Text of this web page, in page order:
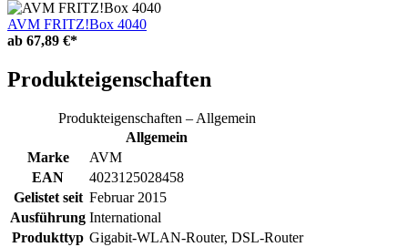
AVM FRITZ!Box 4040
ab 67,89 €*
Produkteigenschaften
Produkteigenschaften – Allgemein
Allgemein
Marke
AVM
EAN
4023125028458
Gelistet seit Februar 2015
Ausführung International
Produkttyp Gigabit-WLAN-Router, DSL-Router